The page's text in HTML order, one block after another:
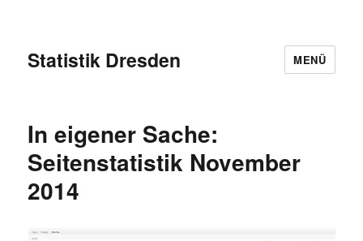
Statistik Dresden MENÜ
In eigener Sache:
Seitenstatistik November
2014